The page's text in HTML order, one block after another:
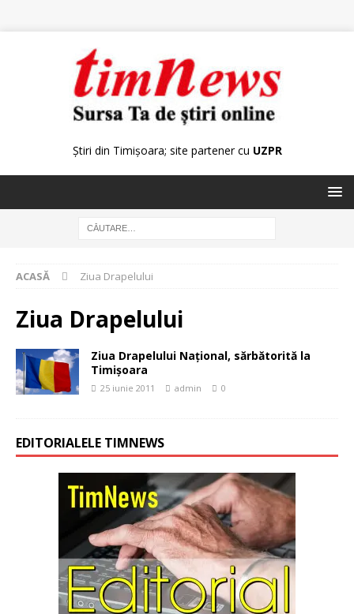
Știri din Timișoara; site partener cu UZPR
ACASĂ Ziua Drapelului
Ziua Drapelului
Ziua Drapelului Naţional, sărbătorită la
Timişoara
25 iunie 2011 admin 0
EDITORIALELE TIMNEWS